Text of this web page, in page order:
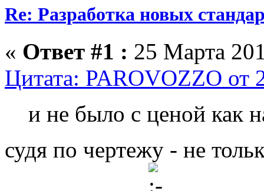
Re: Разработка новых
« Ответ #1 : 25 Марта
Цитата: PAROVOZZO от
и не было с ценой как
судя по чертежу - не